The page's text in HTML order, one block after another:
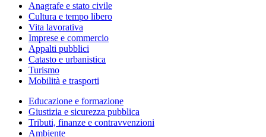
Anagrafe e stato civile
Cultura e tempo libero
Vita lavorativa
Imprese e commercio
Appalti pubblici
Catasto e urbanistica
Turismo
Mobilità e trasporti
Educazione e formazione
Giustizia e sicurezza pubblica
Tributi, finanze e contravvenzioni
Ambiente